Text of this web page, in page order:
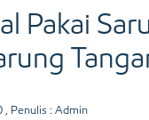
Pakai
, Penulis : Admin